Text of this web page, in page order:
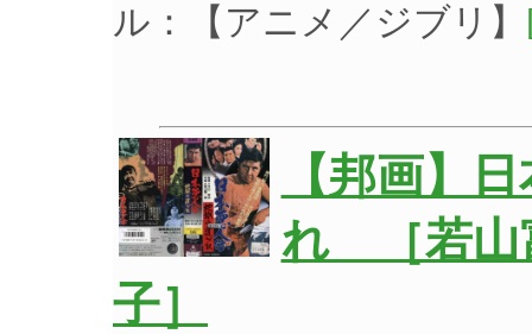
ル：【アニメ／ジブリ】
【邦画】
れ ［若山
子］